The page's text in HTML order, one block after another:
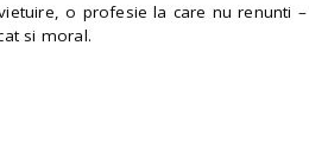
o profesie la care nu renunti –
si moral.